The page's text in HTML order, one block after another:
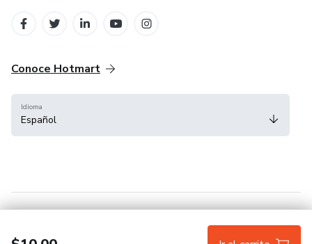
Conoce Hotmart
Idioma
Español